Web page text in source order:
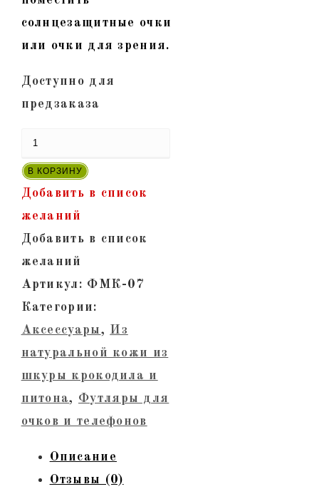
солнцезащитные очки
или очки для зрения.
Доступно для
предзаказа
Количество
товара
ФМК-07
В КОРЗИНУ
Добавить в список
желаний
Добавить в список
желаний
Артикул: ФМК-07
Категории:
Аксессуары,
Из
натуральной кожи из
шкуры крокодила и
питона, Футляры для
очков и телефонов
Описание
Отзывы (0)